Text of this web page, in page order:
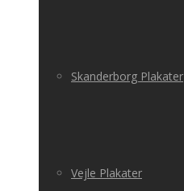
Skanderborg Plakater
Vejle Plakater